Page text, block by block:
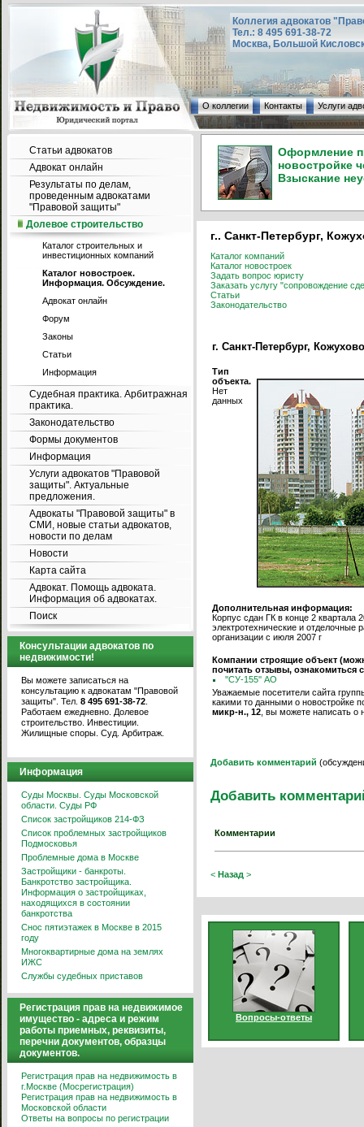
Коллегия адвокатов
Тел.: 8 495 691-38-72
Москва, Большой
О коллегии Контакты Услуги
Статьи адвокатов
Адвокат онлайн
Результаты по делам,
проведенным адвокатами
"Правовой защиты"
Долевое строительство
Каталог строительных и
инвестиционных компаний
Каталог новостроек.
Информация. Обсуждение.
Адвокат онлайн
Форум
Законы
Статьи
Информация
Судебная практика. Арбитражная
практика.
Законодательство
Формы документов
Информация
Услуги адвокатов "Правовой
защиты". Актуальные
предложения.
Адвокаты "Правовой защиты" в
СМИ, новые статьи адвокатов,
новости по делам
Новости
Карта сайта
Адвокат. Помощь адвоката.
Информация об адвокатах.
Поиск
Консультации адвокатов по
недвижимости!
Вы можете записаться на
консультацию к адвокатам "Правовой
защиты". Тел. 8 495 691-38-72
Работаем ежедневно. Долевое
строительство. Инвестиции.
Жилищные споры. Суд. Арбитраж.
Информация
Суды Москвы. Суды Московской
области. Суды РФ
Список застройщиков 214-ФЗ
Список проблемных застройщиков
Подмосковья
Проблемные дома в Москве
Застройщики - банкроты.
Банкротство застройщика.
Информация о застройщиках,
находящихся в состоянии
банкротства
Снос пятиэтажек в Москве в 2015
году
Многоквартирные дома на землях
ИЖС
Службы судебных приставов
Регистрация прав на недвижимое
имущество - адреса и режим
работы приемных, реквизиты,
перечни документов, образцы
документов.
Регистрация прав на недвижимость в
г.Москве (Мосрегистрация)
Регистрация прав на недвижимость в
Московской области
Ответы на вопросы по регистрации
Оформление
новостройке
Взыскание
г.. Санкт-Петербург,
Каталог компаний
Каталог новостроек
Задать вопрос юристу
Заказать услугу "сопровождение
Статьи
Законодательство
г. Санкт-Петербург,
Тип
объекта.
Нет
данных
Дополнительная информация:
Корпус сдан ГК в конце 2 квартала
электротехнические и отделочные
организации с июля 2007 г
Компании строящие объект
почитать отзывы,
''СУ-155'' АО
Уважаемые посетители сайта
какими то данными о новостройке
микр-н., 12 , вы можете написать о
Добавить комментарий
Добавить
Комментарии
< Назад >
Вопросы-ответы